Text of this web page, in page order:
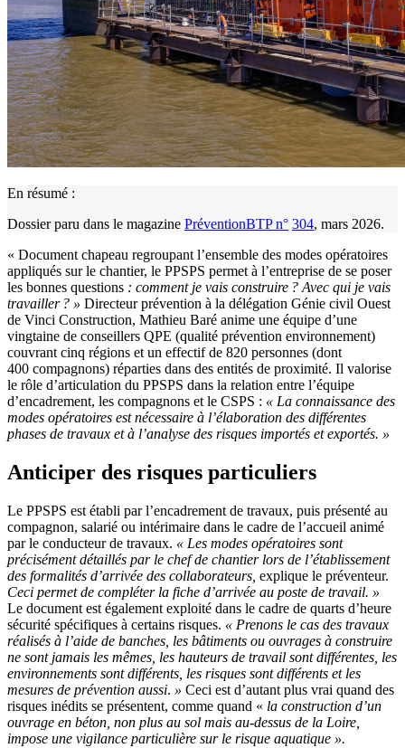
En résumé :
Dossier paru dans le magazine PréventionBTP n° 304, mars 2026.
« Document chapeau regroupant l’ensemble des modes opératoires
appliqués sur le chantier, le PPSPS permet à l’entreprise de se poser
les bonnes questions : comment je vais construire ? Avec qui je vais
travailler ? » Directeur prévention à la délégation Génie civil Ouest
de Vinci Construction, Mathieu Baré anime une équipe d’une
vingtaine de conseillers QPE (qualité prévention environnement)
couvrant cinq régions et un effectif de 820 personnes (dont
400 compagnons) réparties dans des entités de proximité. Il valorise
le rôle d’articulation du PPSPS dans la relation entre l’équipe
d’encadrement, les compagnons et le CSPS : « La connaissance des
modes opératoires est nécessaire à l’élaboration des différentes
phases de travaux et à l’analyse des risques importés et exportés. »
Anticiper des risques particuliers
Le PPSPS est établi par l’encadrement de travaux, puis présenté au
compagnon, salarié ou intérimaire dans le cadre de l’accueil animé
par le conducteur de travaux. « Les modes opératoires sont
précisément détaillés par le chef de chantier lors de l’établissement
des formalités d’arrivée des collaborateurs, explique le préventeur.
Ceci permet de compléter la fiche d’arrivée au poste de travail. »
Le document est également exploité dans le cadre de quarts d’heure
sécurité spécifiques à certains risques. « Prenons le cas des travaux
réalisés à l’aide de banches, les bâtiments ou ouvrages à construire
ne sont jamais les mêmes, les hauteurs de travail sont différentes, les
environnements sont différents, les risques sont différents et les
mesures de prévention aussi. » Ceci est d’autant plus vrai quand des
risques inédits se présentent, comme quand « la construction d’un
ouvrage en béton, non plus au sol mais au-dessus de la Loire,
impose une vigilance particulière sur le risque aquatique ».